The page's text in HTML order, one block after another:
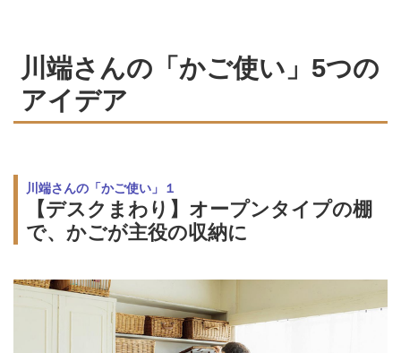
川端さんの「かご使い」5つの
アイデア
川端さんの「かご使い」１
【デスクまわり】オープンタイプの棚
で、かごが主役の収納に